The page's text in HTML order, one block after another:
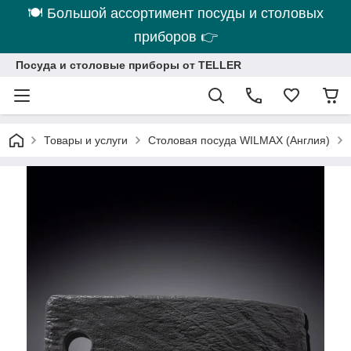
🍽 Большой ассортимент посуды и столовых
приборов 👉
Посуда и столовые приборы от TELLER
Товары и услуги Столовая посуда WILMAX (Англия)